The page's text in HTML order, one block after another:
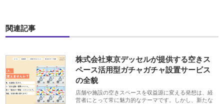
関連記事
株式会社東京デッセルが提供する空きス
ペース活用型ガチャガチャ設置サービス
の全貌
店舗や施設の空きスペースを収益源に変える発想は、経
営者にとって常に魅力的なテーマです。しかし、新たな